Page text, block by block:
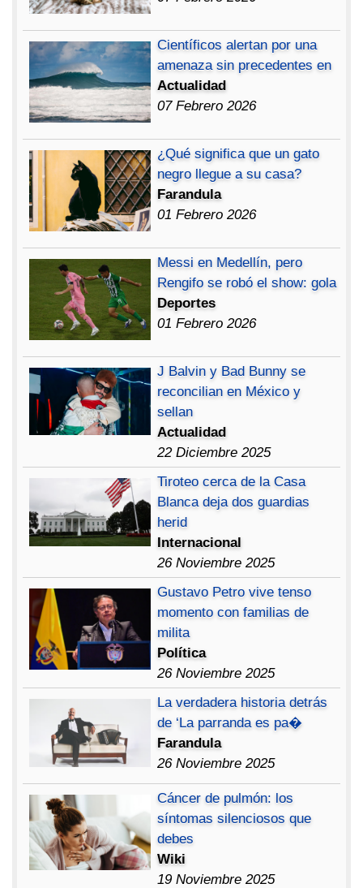
Científicos alertan por una
amenaza sin precedentes en
Actualidad
07 Febrero 2026
¿Qué significa que un gato
negro llegue a su casa?
Farandula
01 Febrero 2026
Messi en Medellín, pero
Rengifo se robó el show: gola
Deportes
01 Febrero 2026
J Balvin y Bad Bunny se
reconcilian en México y
sellan
Actualidad
22 Diciembre 2025
Tiroteo cerca de la Casa
Blanca deja dos guardias
herid
Internacional
26 Noviembre 2025
Gustavo Petro vive tenso
momento con familias de
milita
Política
26 Noviembre 2025
La verdadera historia detrás
de ‘La parranda es pa�
Farandula
26 Noviembre 2025
Cáncer de pulmón: los
síntomas silenciosos que
debes
Wiki
19 Noviembre 2025